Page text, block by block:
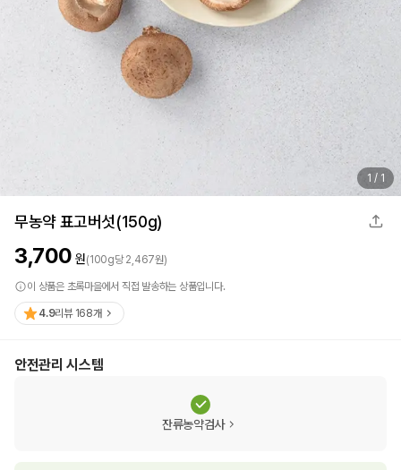
1 / 1
무농약 표고버섯(150g)
3,700 원(100g당 2,467원)
이 상품은 초록마을에서 직접 발송하는 상품입니다.
4.9리뷰 168개
안전관리 시스템
잔류농약검사